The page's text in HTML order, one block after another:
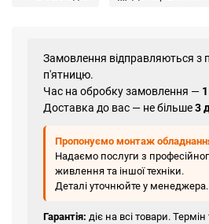
Замовлення відправляються з
п'ятницю.
Час на обробку замовлення —
Доставка до вас — не більше3
Пропонуємо монтаж
Надаємо послуги з
живлення та іншої техніки.
Деталі уточнюйте у менеджера.
Гарантія: діє на всі товари.